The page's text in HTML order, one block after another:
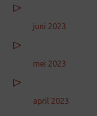
juni 2023
mei 2023
april 2023